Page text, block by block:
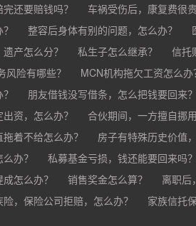
么处理？
离婚后财产怎么分？
还要赔钱吗？
车祸受伤后，康复费很
保和对方赔偿能同时拿吗？
车祸导致人
整容后身体有别的问题，怎么办？
实际结果不符怎么办？
医疗事故怎么
，怎么办？
产怎么分？ 私生子怎么继承？
信托
股票怎么继承？
风险有哪些？
MCN机构拖欠工资怎么办
朋友借钱没写借条，怎么把钱要回来
对方不还，我要承担全部责任吗？
资，怎么办？
合伙期间，一方擅自挪
怎么办？
着不给怎么办？
房子有特殊历史价值
办？
私募基金亏损，钱还能要回来吗
怎么办？ 销售奖金怎么算？
离职后
公司有权不发提成和奖金吗？
公司变
，保险公司拒赔，怎么办？
家族信托